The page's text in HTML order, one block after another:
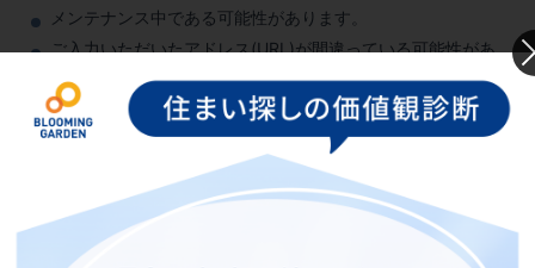
メンテナンス中である可能性があります。
ご入力いただいたアドレス(URL)が間違っている可能性があ
お手数をおかけいたしますが、ブルーミングガーデンのトップ
上部のメニューよりお探しいただきますようお願いい
たします。